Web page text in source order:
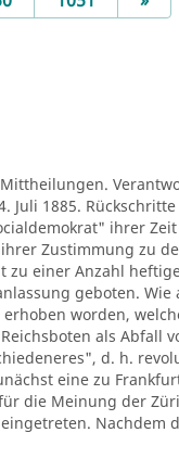
Juli 1885.
ihrer
Zustimmung zu
zu einer Anzahl
geboten.
worden,
als Abfall
d. h.
eine zu
die Meinung der
Nachdem